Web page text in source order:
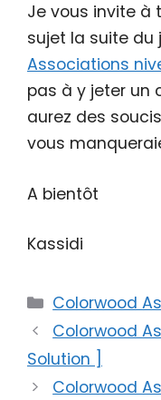
Je vous invite à
sujet la suite du
Associations
pas à y jeter un
aurez des
vous
A bientôt
Kassidi
Catégories
Colorwood
Colorwood
Solution ]
Colorwood